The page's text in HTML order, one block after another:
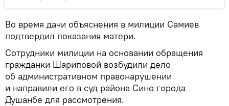
Во время дачи объяснения в милиции Самиев
подтвердил показания матери.
Сотрудники милиции на основании обращения
гражданки Шариповой возбудили дело
об административном правонарушении
и направили его в суд района Сино города
Душанбе для рассмотрения.